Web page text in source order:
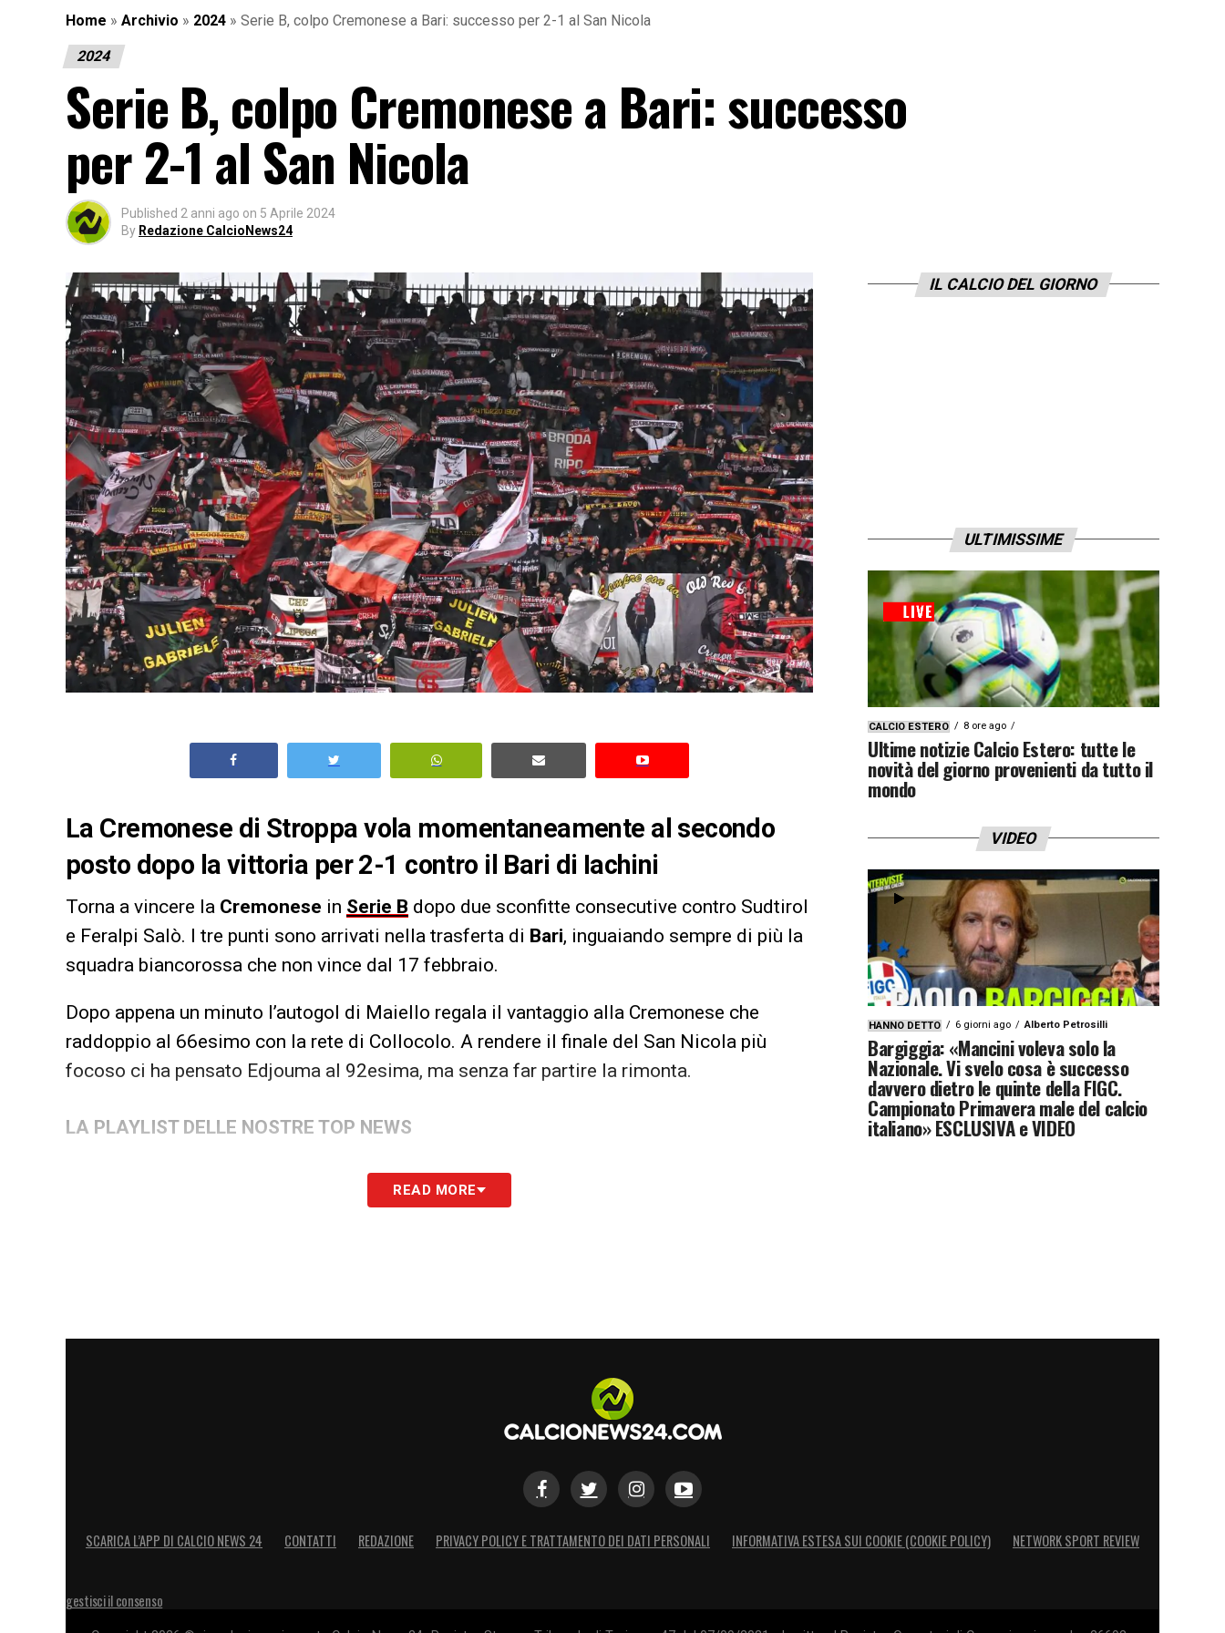
Home » Archivio » 2024 » Serie B, colpo Cremonese a Bari: successo per 2-1 al San Nicola
2024
Serie B, colpo Cremonese a Bari: successo
per 2-1 al San Nicola
Published 2 anni ago on 5 Aprile 2024
By Redazione CalcioNews24
La Cremonese di Stroppa vola momentaneamente al secondo
posto dopo la vittoria per 2-1 contro il Bari di Iachini
Torna a vincere la Cremonese in Serie B dopo due sconfitte consecutive contro Sudtirol
e Feralpi Salò. I tre punti sono arrivati nella trasferta di Bari, inguaiando sempre di più la
squadra biancorossa che non vince dal 17 febbraio.
Dopo appena un minuto l’autogol di Maiello regala il vantaggio alla Cremonese che
raddoppio al 66esimo con la rete di Collocolo. A rendere il finale del San Nicola più
focoso ci ha pensato Edjouma al 92esima, ma senza far partire la rimonta.
LA PLAYLIST DELLE NOSTRE TOP NEWS
READ MORE
IL CALCIO DEL GIORNO
ULTIMISSIME
CALCIO ESTERO 8 ore ago
Ultime notizie Calcio Estero: tutte le
novità del giorno provenienti da tutto il
mondo
VIDEO
HANNO DETTO 6 giorni ago Alberto Petrosilli
Bargiggia: «Mancini voleva solo la
Nazionale. Vi svelo cosa è successo
davvero dietro le quinte della FIGC.
Campionato Primavera male del calcio
italiano» ESCLUSIVA e VIDEO
SCARICA L’APP DI CALCIO NEWS 24 CONTATTI REDAZIONE PRIVACY POLICY E TRATTAMENTO DEI DATI PERSONALI INFORMATIVA ESTESA SUI COOKIE (COOKIE POLICY) NETWORK SPORT REVIEW
gestisci il consenso